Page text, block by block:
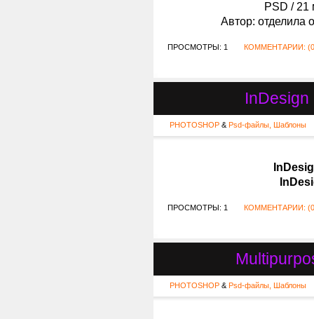
PSD / 21
Автор: отделила
ПРОСМОТРЫ: 1 КОММЕНТАРИИ:
InDesign
PHOTOSHOP & Psd-файлы, Шаблоны
ПРОСМОТРЫ: 1 КОММЕНТАРИИ:
PHOTOSHOP & Psd-файлы, Шаблоны